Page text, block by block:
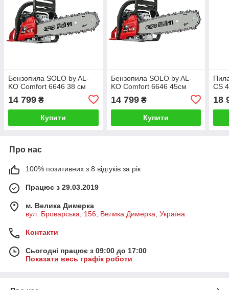
Бензопила SOLO by AL-
KO Comfort 6646 38 см
14 799 ₴
Купити
Бензопила SOLO by AL-
KO Comfort 6646 45см
14 799₴
Купити
CS
18
Про нас
100% позитивних з 8 відгуків за рік
Працює з 29.03.2019
м. Велика Димерка
вул. Броварська, 156, Велика Димерка, Україна
Контакти
Сьогодні працює з 09:00 до 17:00
Показати весь графік роботи